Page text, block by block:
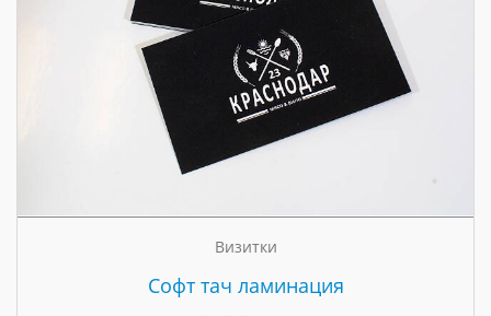
Визитки
Cофт тач ламинация